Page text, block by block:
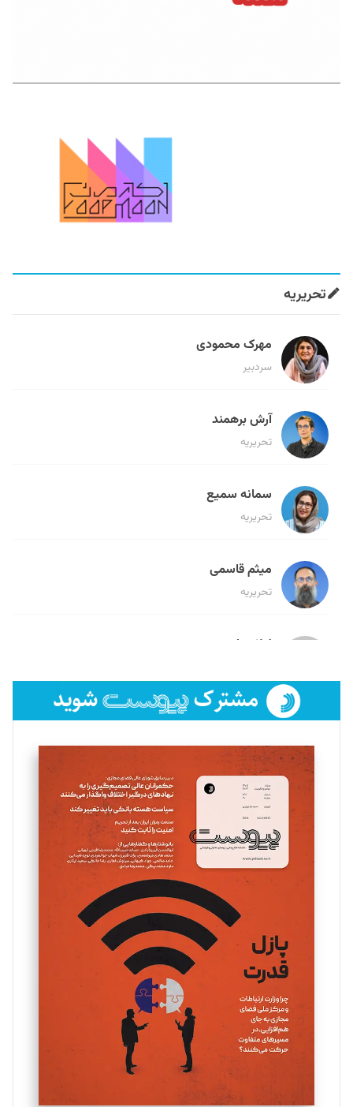
تحریریه
مهرک محمودی
سردبیر
آرش برهمند
تحریریه
سمانه سمیع
تحریریه
میثم قاسمی
تحریریه
لیلا حنارود
فائزه فتحی رستمی
تحریریه
سروش کرمیان
تحریریه
مینا پاکدل
یسنا امان‌پور
تحریریه
ملینا جعفری
تحریریه
مصطفی مسجدی آرانی